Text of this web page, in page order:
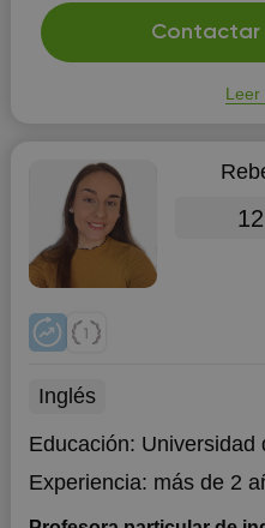
Contactar
Leer
Inglés
Educación: Universidad
Experiencia: más de 2